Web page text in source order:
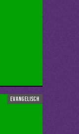
evangelisch